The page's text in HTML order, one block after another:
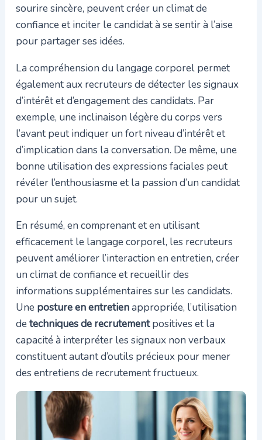
sourire sincère, peuvent créer un climat de
confiance et inciter le candidat à se sentir à l’aise
pour partager ses idées.
La compréhension du langage corporel permet
également aux recruteurs de détecter les signaux
d’intérêt et d’engagement des candidats. Par
exemple, une inclinaison légère du corps vers
l’avant peut indiquer un fort niveau d’intérêt et
d’implication dans la conversation. De même, une
bonne utilisation des expressions faciales peut
révéler l’enthousiasme et la passion d’un candidat
pour un sujet.
En résumé, en comprenant et en utilisant
efficacement le langage corporel, les recruteurs
peuvent améliorer l’interaction en entretien, créer
un climat de confiance et recueillir des
informations supplémentaires sur les candidats.
Une posture en entretienappropriée, l’utilisation
detechniques de recrutementpositives et la
capacité à interpréter les signaux non verbaux
constituent autant d’outils précieux pour mener
des entretiens de recrutement fructueux.